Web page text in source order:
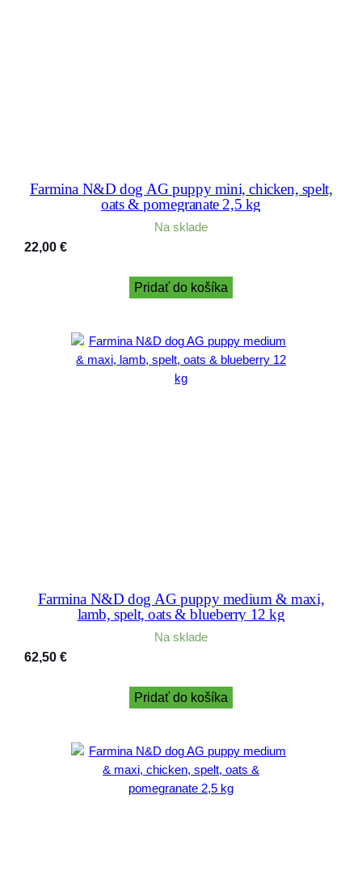
Farmina N&D dog AG puppy mini, chicken, spelt,
oats & pomegranate 2,5 kg
Na sklade
22,00 €
Pridať do košíka
Farmina N&D dog AG puppy medium & maxi,
lamb, spelt, oats & blueberry 12 kg
Na sklade
62,50 €
Pridať do košíka